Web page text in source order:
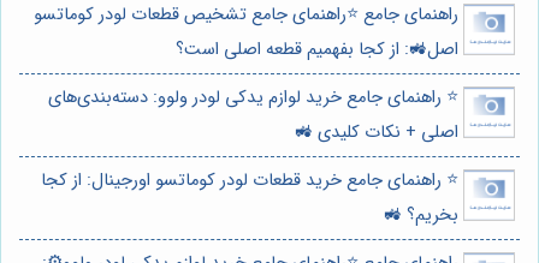
راهنمای جامع ⭐️راهنمای جامع تشخیص قطعات لودر کوماتسو
اصل🚜: از کجا بفهمیم قطعه اصلی است؟
⭐️ راهنمای جامع خرید لوازم یدکی لودر ولوو: دسته‌بندی‌های
اصلی + نکات کلیدی 🚜
⭐️ راهنمای جامع خرید قطعات لودر کوماتسو اورجینال: از کجا
بخریم؟ 🚜